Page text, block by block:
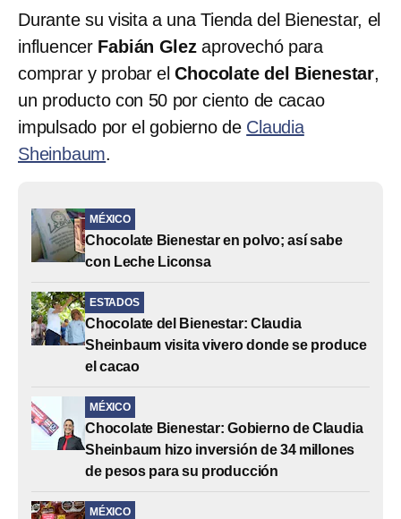
Durante su visita a una Tienda del Bienestar, el
influencer Fabián Glezaprovechó para
comprar y probar elChocolate del Bienestar,
un producto con 50 por ciento de cacao
impulsado por el gobierno de Claudia
Sheinbaum.
MÉXICO
Chocolate Bienestar en polvo; así sabe
con Leche Liconsa
ESTADOS
Chocolate del Bienestar: Claudia
Sheinbaum visita vivero donde se produce
el cacao
MÉXICO
Chocolate Bienestar: Gobierno de Claudia
Sheinbaum hizo inversión de 34 millones
de pesos para su producción
MÉXICO